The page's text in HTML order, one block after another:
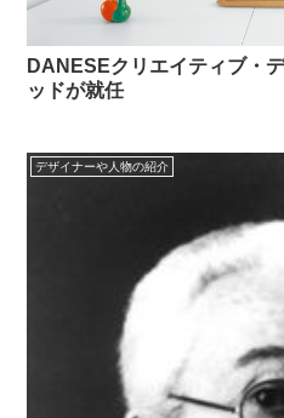
DANESEクリエイティブ・
ッドが就任
デザイナーや人物の紹介